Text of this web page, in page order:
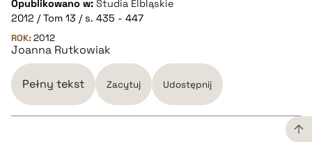
Opublikowano w: Studia Elbląskie
2012 / Tom 13 / s. 435 - 447
ROK: 2012
Joanna Rutkowiak
Pełny tekst Zacytuj Udostępnij